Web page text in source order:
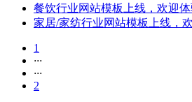
餐饮行业网站模板上线，欢迎体
家居/家纺行业网站模板上线，
1
···
···
2